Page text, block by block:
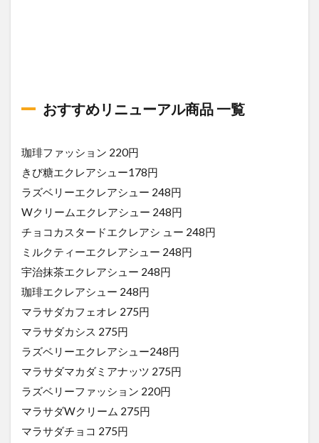
おすすめリニューアル商品 一覧
珈琲ファッション 220円
きび糖エクレアシュー178円
ラズベリーエクレアシュー 248円
Wクリームエクレアシュー 248円
チョコカスタードエクレアシ ュー 248円
ミルクティーエクレアシュー 248円
宇治抹茶エクレアシュー 248円
珈琲エクレアシュー 248円
マラサダカフェオレ 275円
マラサダカシス 275円
ラズベリーエクレアシュー248円
マラサダマカダミアナッツ 275円
ラズベリーファッション 220円
マラサダWクリーム 275円
マラサダチョコ 275円